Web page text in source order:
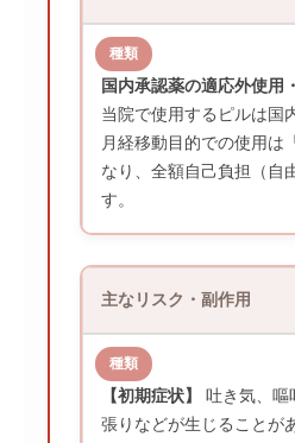
国内承認薬の適応外使用
当院で使用するピルは国
月経移動目的での使用は
なり、全額自己負担（自
す。
主なリスク・副作用
【初期症状】
吐き気、嘔
張りなどが生じることが